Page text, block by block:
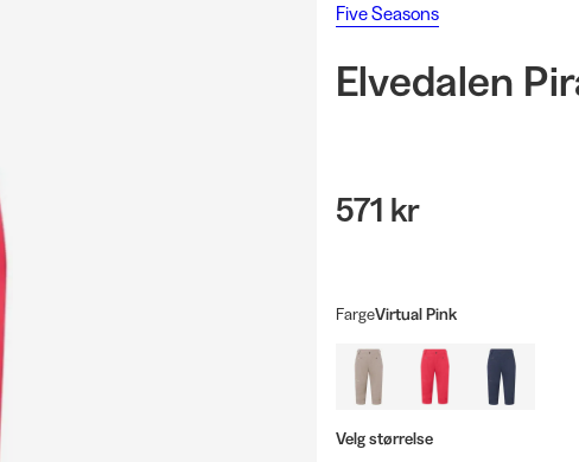
Five Seasons
Elvedalen
571 kr
FargeVirtual Pink
Velg størrelse